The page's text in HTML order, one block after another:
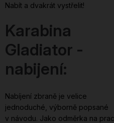
Nabít a dvakrát vystřelit!
Karabina
Gladiator -
nabijení:
Nabíjení zbraně je velice
jednoduché, výborně popsané
v návodu. Jako odměrka na